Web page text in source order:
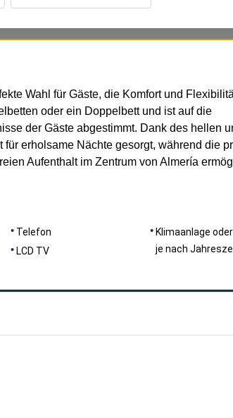
Wahl für Gäste, die Komfort und
oder ein Doppelbett und ist auf die
der Gäste abgestimmt. Dank des hellen
für erholsame Nächte gesorgt, während die
Aufenthalt im Zentrum von Almería
Telefon
LCD TV
Klimaanlage
je nach